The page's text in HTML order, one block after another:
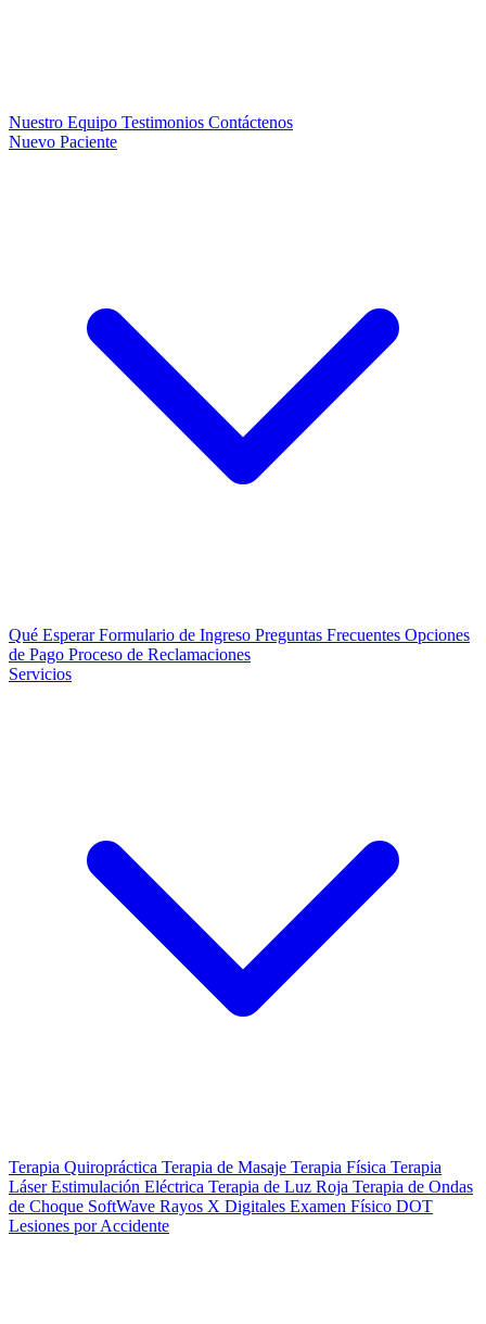
Nuestro Equipo Testimonios Contáctenos
Nuevo Paciente
Qué EsperarFormulario de Ingreso Preguntas Frecuentes Opciones
de Pago Proceso de Reclamaciones
Servicios
Terapia Quiropráctica Terapia de Masaje Terapia Física Terapia
LáserEstimulación Eléctrica Terapia de Luz Roja Terapia de Ondas
de Choque SoftWave Rayos X Digitales Examen Físico DOT
Lesiones por Accidente